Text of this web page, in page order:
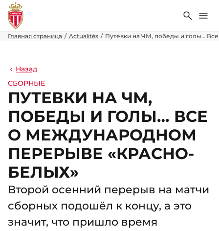
Поиск
Главная страница Actualités Путевки на ЧМ, победы и голы…
Назад
СБОРНЫЕ
ПУТЕВКИ НА ЧМ,
ПОБЕДЫ И ГОЛЫ… ВСЕ
О МЕЖДУНАРОДНОМ
ПЕРЕРЫВЕ «КРАСНО-
БЕЛЫХ»
Второй осенний перерыв на матчи
сборных подошёл к концу, а это
значит, что пришло время